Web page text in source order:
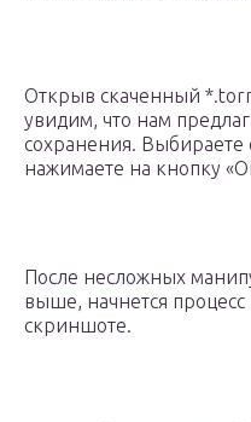
Открыв скаченный
увидим, что нам
сохранения. Выбираете
нажимаете на кнопку
После несложных
выше, начнется
скриншоте.